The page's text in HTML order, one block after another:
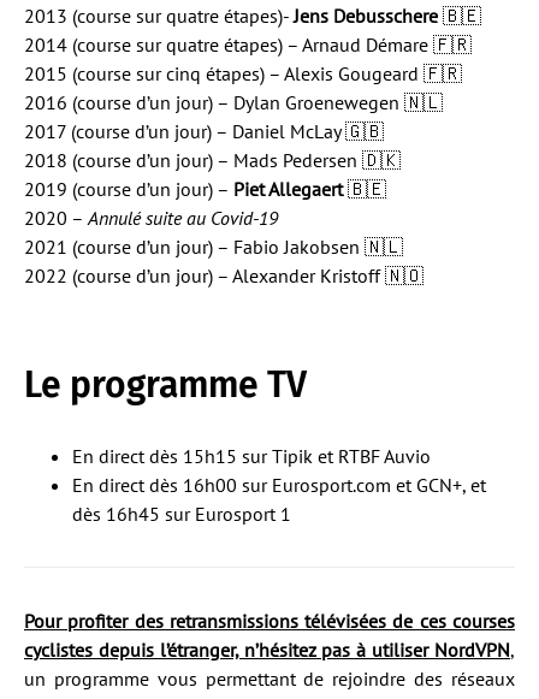
2013 (course sur quatre étapes)-Jens Debusschere 🇧🇪
2014 (course sur quatre étapes) – Arnaud Démare 🇫🇷
2015 (course sur cinq étapes) – Alexis Gougeard 🇫🇷
2016 (course d’un jour) – Dylan Groenewegen 🇳🇱
2017 (course d’un jour) – Daniel McLay 🇬🇧
2018 (course d’un jour) – Mads Pedersen 🇩🇰
2019 (course d’un jour) – Piet Allegaert🇧🇪
2020 – Annulé suite au Covid-19
2021 (course d’un jour) – Fabio Jakobsen 🇳🇱
2022 (course d’un jour) – Alexander Kristoff 🇳🇴
Le programme TV
En direct dès 15h15 sur Tipik et RTBF Auvio
En direct dès 16h00 sur Eurosport.com et GCN+, et
dès 16h45 sur Eurosport 1
Pour profiter des retransmissions télévisées de ces courses
cyclistes depuis l’étranger, n’hésitez pas à utiliser NordVPN,
un programme vous permettant de rejoindre des réseaux